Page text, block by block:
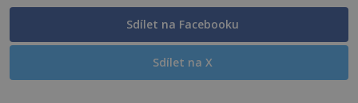
Sdílet na Facebooku
Sdílet na X